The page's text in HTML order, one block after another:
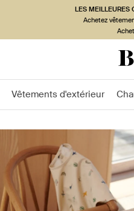
LES MEILLEURES
Achetez
Vêtements d'extérieur